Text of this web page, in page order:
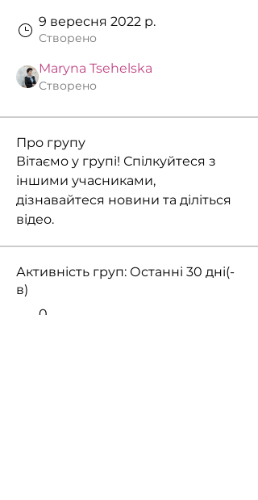
9 вересня 2022 р.
Створено
Maryna Tsehelska
Створено
Про групу
Вітаємо у групі! Спілкуйтеся з
іншими учасниками,
дізнавайтеся новини та діліться
відео.
Активність груп: Останні 30 дні(-
в)
0